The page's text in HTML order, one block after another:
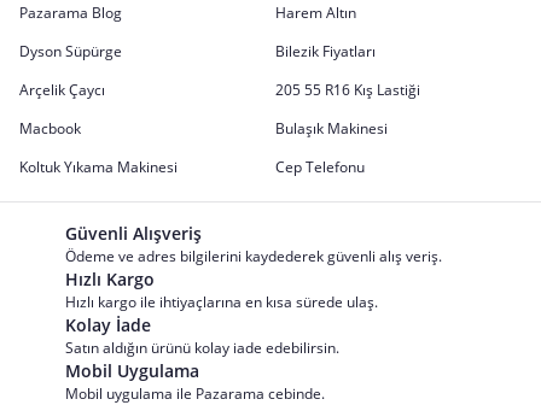
Pazarama Blog
Harem Altın
Dyson Süpürge
Bilezik Fiyatları
Arçelik Çaycı
205 55 R16 Kış Lastiği
Macbook
Bulaşık Makinesi
Koltuk Yıkama Makinesi
Cep Telefonu
Güvenli Alışveriş
Ödeme ve adres bilgilerini kaydederek güvenli alış veriş.
Hızlı Kargo
Hızlı kargo ile ihtiyaçlarına en kısa sürede ulaş.
Kolay İade
Satın aldığın ürünü kolay iade edebilirsin.
Mobil Uygulama
Mobil uygulama ile Pazarama cebinde.